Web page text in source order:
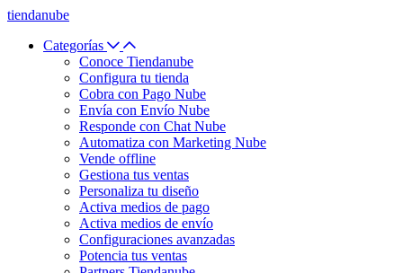
tiendanube
Categorías
Conoce Tiendanube
Configura tu tienda
Cobra con Pago Nube
Envía con Envío Nube
Responde con Chat Nube
Automatiza con Marketing Nube
Vende offline
Gestiona tus ventas
Personaliza tu diseño
Activa medios de pago
Activa medios de envío
Configuraciones avanzadas
Potencia tus ventas